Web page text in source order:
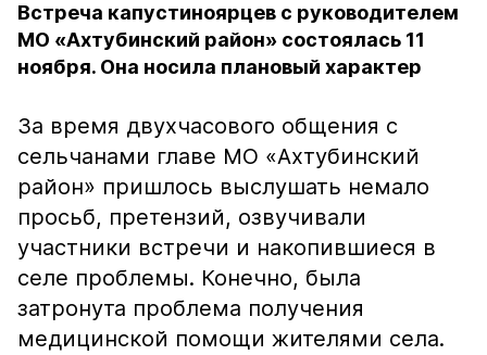
Встреча капустиноярцев с руководителем
МО «Ахтубинский район» состоялась 11
ноября. Она носила плановый характер
За время двухчасового общения с
сельчанами главе МО «Ахтубинский
район» пришлось выслушать немало
просьб, претензий, озвучивали
участники встречи и накопившиеся в
селе проблемы. Конечно, была
затронута проблема получения
медицинской помощи жителями села.